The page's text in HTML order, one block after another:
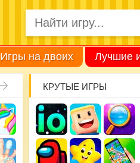
Игры на двоих Лучшие
КРУТЫЕ ИГРЫ